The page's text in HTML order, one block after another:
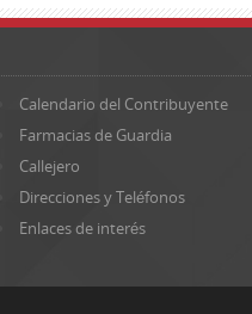
Calendario del Contribuyente
Farmacias de Guardia
Callejero
Direcciones y Teléfonos
Enlaces de interés